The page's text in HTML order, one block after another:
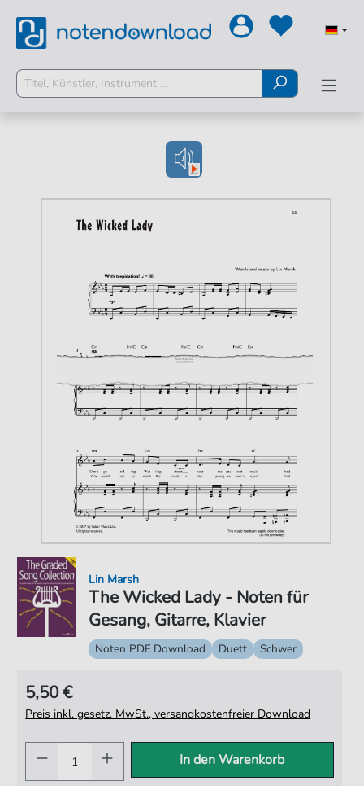
The Wicked Lady - Noten für
Gesang, Gitarre, Klavier
Lin Marsh
Noten PDF Download Duett Schwer
5,50 €
Preis inkl. gesetz. MwSt., versandkostenfreier Download
In den Warenkorb